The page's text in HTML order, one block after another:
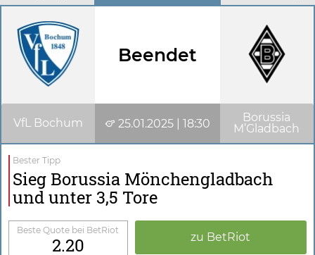
Beendet
VfL Bochum 25.01.2025 | 18:30
Borussia
M’Gladbach
Bester Tipp
Sieg Borussia Mönchengladbach
und unter 3,5 Tore
Beste Quote bei BetRiot
2.20 zu BetRiot